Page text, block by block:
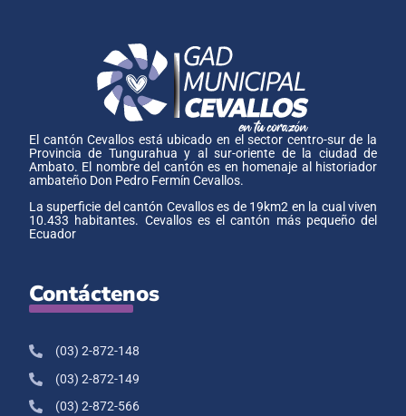
El cantón Cevallos está ubicado en el sector centro-sur de la
Provincia de Tungurahua y al sur-oriente de la ciudad de
Ambato. El nombre del cantón es en homenaje al historiador
ambateño Don Pedro Fermín Cevallos.
La superficie del cantón Cevallos es de 19km2 en la cual viven
10.433 habitantes. Cevallos es el cantón más pequeño del
Ecuador
Contáctenos
(03) 2-872-148
(03) 2-872-149
(03) 2-872-566